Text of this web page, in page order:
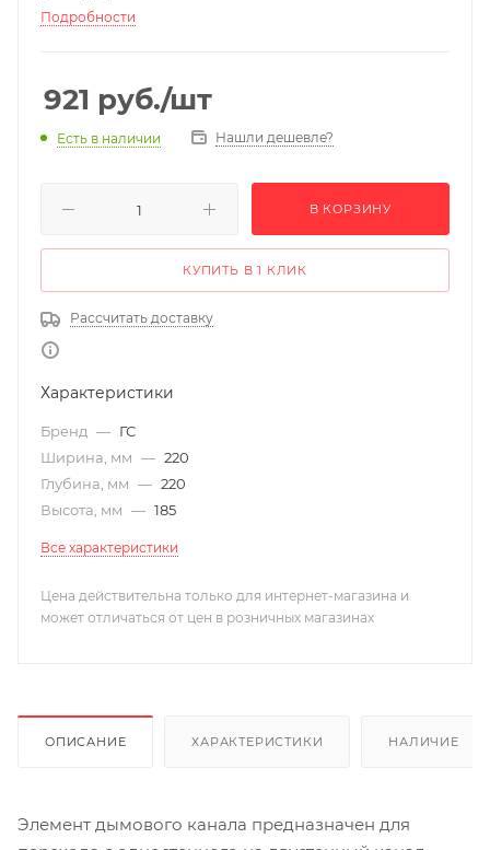
Подробности
921 руб./шт
Есть в наличии Нашли дешевле?
В КОРЗИНУ
КУПИТЬ В 1 КЛИК
Рассчитать доставку
Характеристики
Бренд — ГС
Ширина, мм — 220
Глубина, мм — 220
Высота, мм — 185
Все характеристики
Цена действительна только для интернет-магазина и
может отличаться от цен в розничных магазинах
ОПИСАНИЕ ХАРАКТЕРИСТИКИ НАЛИЧИЕ
Элемент дымового канала предназначен для